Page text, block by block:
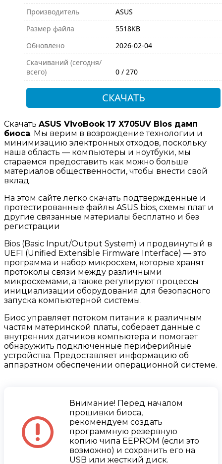
Производитель
ASUS
Размер файла
5518KB
Обновлено
2026-02-04
Скачиваний (сегодня/
всего)
0 / 270
СКАЧАТЬ
Скачать ASUS VivoBook 17 X705UV Bios дамп
биоса. Мы верим в возрождение технологии и
минимизацию электронных отходов, поскольку
наша область — компьютеры и ноутбуки, мы
стараемся предоставить как можно больше
материалов общественности, чтобы внести свой
вклад.
На этом сайте легко скачать подтвержденные и
протестированные файлы ASUS bios, схемы плат и
другие связанные материалы бесплатно и без
регистрации
Bios (Basic Input/Output System) и продвинутый в
UEFI (Unified Extensible Firmware Interface) — это
программа и набор микросхем, которые хранят
протоколы связи между различными
микросхемами, а также регулируют процессы
инициализации оборудования для безопасного
запуска компьютерной системы.
Биос управляет потоком питания к различным
частям материнской платы, соберает данные с
внутренних датчиков компьютера и помогает
обнаружить подключенные периферийные
устройства. Предоставляет информацию об
аппаратном обеспечении операционной системе.
Внимание! Перед началом
прошивки биоса,
рекомендуем создать
программную резервную
копию чипа EEPROM (если это
возможно) и сохранить его на
USB или жесткий диск.